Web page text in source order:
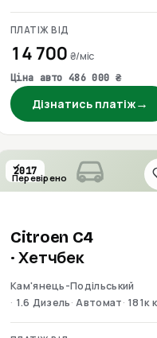
ПЛАТІЖ ВІД
14 700 ₴/міс
Ціна авто 486 000 ₴
Дізнатись платіж→
2017
Перевірено
Citroen C4
· Хетчбек
Кам'янець-Подільський
1.6 Дизель Автомат 181к